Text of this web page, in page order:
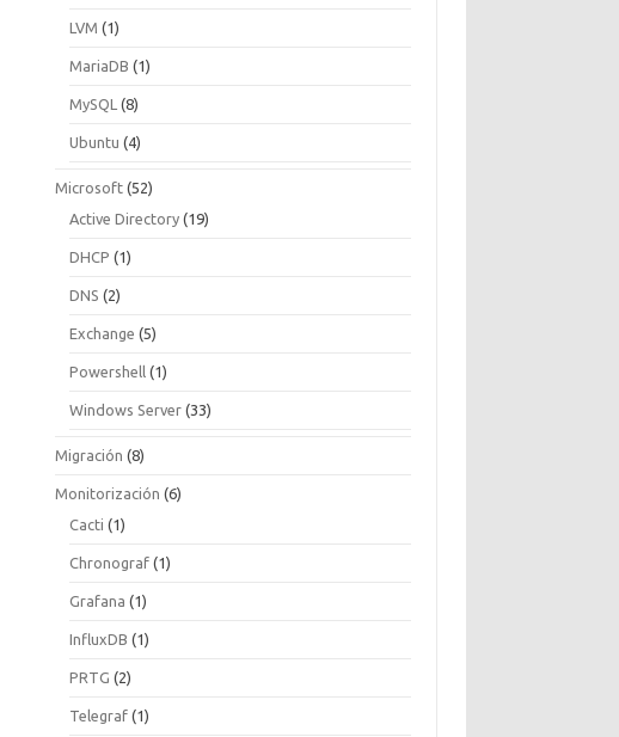
LVM (1)
MariaDB (1)
MySQL (8)
Ubuntu (4)
Microsoft (52)
Active Directory (19)
DHCP (1)
DNS (2)
Exchange (5)
Powershell (1)
Windows Server (33)
Migración (8)
Monitorización (6)
Cacti (1)
Chronograf (1)
Grafana (1)
InfluxDB (1)
PRTG (2)
Telegraf (1)